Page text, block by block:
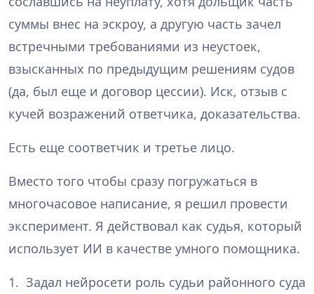
суммы внес на эскроу, а другую часть зачел
встречными требованиями из неустоек,
взысканных по предыдущим решениям судов
(да, был еще и договор цессии). Иск, отзыв с
кучей возражений ответчика, доказательства.
Есть еще соответчик и третье лицо.
Вместо того чтобы сразу погружаться в
многочасовое написание, я решил провести
эксперимент. Я действовал как судья, который
использует ИИ в качестве умного помощника.
1. Задал нейросети роль судьи районного суда